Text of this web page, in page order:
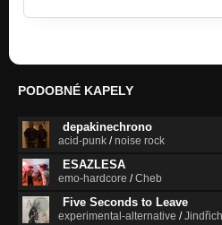
PODOBNÉ KAPELY
depakinechrono
acid-punk /noise rock
ESAZLESA
emo-hardcore /Cheb
Five Seconds to Leave
experimental-alternative /